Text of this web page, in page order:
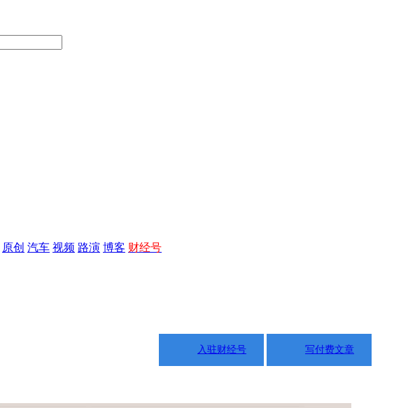
原创 汽车 视频 路演 博客 财经号
入驻财经号 写付费文章